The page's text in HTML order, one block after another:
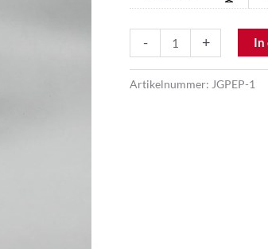
-
Zweigelt
Kalkstein
Menge
+ In
Artikelnummer: JGPEP-1